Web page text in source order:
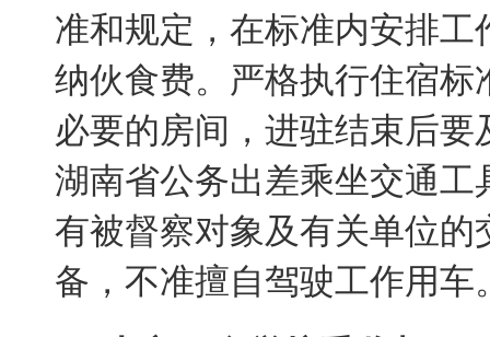
准和规定，在标准内安排
纳伙食费。严格执行住宿
必要的房间，进驻结束后
湖南省公务出差乘坐交通
有被督察对象及有关单位
备，不准擅自驾驶工作用车